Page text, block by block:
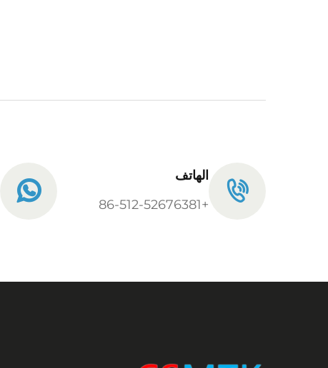
الهاتف
+86-512-52676381